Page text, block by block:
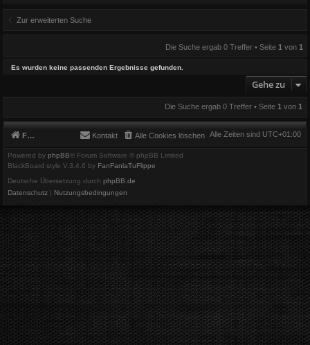
Zur erweiterten Suche
Die Suche ergab 0 Treffer • Seite 1 von 1
Es wurden keine passenden Ergebnisse gefunden.
Gehe zu
Die Suche ergab 0 Treffer • Seite 1 von 1
Foren-Übersicht Alle Zeiten sind UTC+01:00
Alle Cookies löschen
Kontakt
Powered by phpBB® Forum Software © phpBB Limited
BlackBoard style V.3.4.6 by FanFanlaTuFlippe
Deutsche Übersetzung durch phpBB.de
Datenschutz
Nutzungsbedingungen